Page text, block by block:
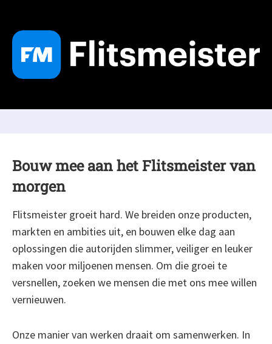
Bouw mee aan het Flitsmeister van
morgen
Flitsmeister groeit hard. We breiden onze producten,
markten en ambities uit, en bouwen elke dag aan
oplossingen die autorijden slimmer, veiliger en leuker
maken voor miljoenen mensen. Om die groei te
versnellen, zoeken we mensen die met ons mee willen
vernieuwen.
Onze manier van werken draait om samenwerken. In